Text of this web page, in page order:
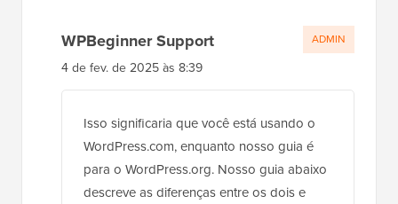
WPBeginner Support
4 de fev. de 2025 às 8:39
Isso significaria que você está usando o
WordPress.com, enquanto nosso guia é
para o WordPress.org. Nosso guia abaixo
descreve as diferenças entre os dois e
ADMIN